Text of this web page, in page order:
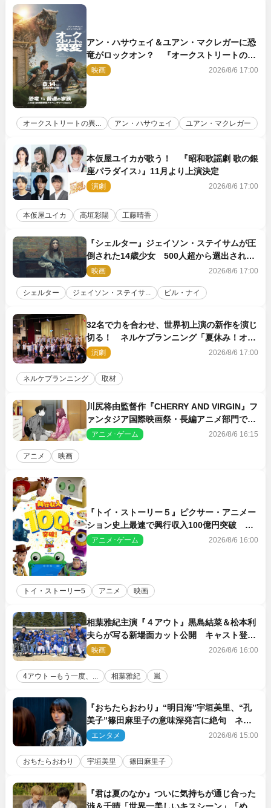
アン・ハサウェイ＆ユアン・マクレガーに恐
竜がロックオン？ 『オークストリートの異
変』新ビジュアル＆本編映像初解禁
映画 2026/8/6 17:00
オークストリートの異... アン・ハサウェイ ユアン・マクレガー
本仮屋ユイカが歌う！ 『昭和歌謡劇 歌の銀
座パラダイス♪』11月より上演決定
演劇 2026/8/6 17:00
本仮屋ユイカ 高垣彩陽 工藤晴香
『シェルター』ジェイソン・ステイサムが圧
倒された14歳少女 500人超から選出された
新鋭ボディ・レイ・ブレスナックとは
映画 2026/8/6 17:00
シェルター ジェイソン・ステイサ... ビル・ナイ
32名で力を合わせ、世界初上演の新作を演じ
切る！ ネルケプランニング「夏休み！オ
ン・ワークショップ2026」レポート【最終
日】
演劇 2026/8/6 17:00
ネルケプランニング 取材
川尻将由監督作『CHERRY AND VIRGIN』フ
ァンタジア国際映画祭・長編アニメ部門で観
客賞・金賞受賞！
アニメ･ゲーム 2026/8/6 16:15
アニメ 映画
『トイ・ストーリー５』ピクサー・アニメー
ション史上最速で興行収入100億円突破 シ
リーズNo.1興収が目前
アニメ･ゲーム 2026/8/6 16:00
トイ・ストーリー5 アニメ 映画
相葉雅紀主演『４アウト』黒島結菜＆松本利
夫らが写る新場面カット公開 キャスト登壇
イベントも決定
映画 2026/8/6 16:00
4アウト ─もう一度、... 相葉雅紀 嵐
『おちたらおわり』“明日海”宇垣美里、“孔
美子”篠田麻里子の意味深発言に絶句 ネッ
ト驚き「まさか」「意外な展開」
エンタメ 2026/8/6 15:00
おちたらおわり 宇垣美里 篠田麻里子
『君は夏のなか』ついに気持ちが通じ合った
渉＆千晴「世界一美しいキスシーン」「めっ